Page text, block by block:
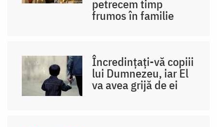
petrecem timp
frumos în familie
Încredințați-vă copiii
lui Dumnezeu, iar El
va avea grijă de ei